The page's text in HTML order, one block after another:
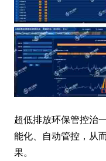
超低排放环保管控治
能化、自动管控，从
果。